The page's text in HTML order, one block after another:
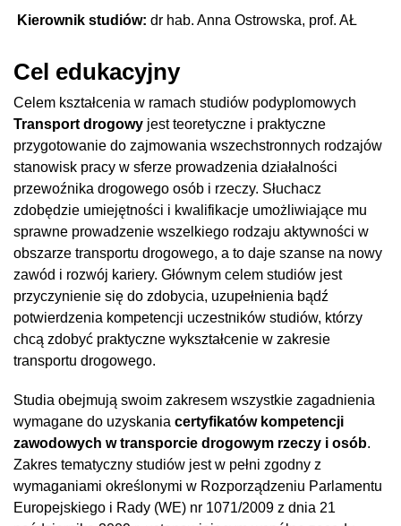
Kierownik studiów: dr hab. Anna Ostrowska, prof. AŁ
Cel edukacyjny
Celem kształcenia w ramach studiów podyplomowych
Transport drogowy jest teoretyczne i praktyczne
przygotowanie do zajmowania wszechstronnych rodzajów
stanowisk pracy w sferze prowadzenia działalności
przewoźnika drogowego osób i rzeczy. Słuchacz
zdobędzie umiejętności i kwalifikacje umożliwiające mu
sprawne prowadzenie wszelkiego rodzaju aktywności w
obszarze transportu drogowego, a to daje szanse na nowy
zawód i rozwój kariery. Głównym celem studiów jest
przyczynienie się do zdobycia, uzupełnienia bądź
potwierdzenia kompetencji uczestników studiów, którzy
chcą zdobyć praktyczne wykształcenie w zakresie
transportu drogowego.
Studia obejmują swoim zakresem wszystkie zagadnienia
wymagane do uzyskania certyfikatów kompetencji
zawodowych w transporcie drogowym rzeczy i osób.
Zakres tematyczny studiów jest w pełni zgodny z
wymaganiami określonymi w Rozporządzeniu Parlamentu
Europejskiego i Rady (WE) nr 1071/2009 z dnia 21